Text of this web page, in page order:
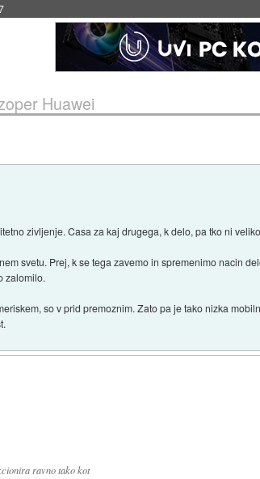
Huawei
zivljenje. Casa za kaj drugega, k delo, pa tko ni
svetu. Prej, k se tega zavemo in spremenimo nacin
zalomilo.
so v prid premoznim. Zato pa je tako nizka
ravno tako kot